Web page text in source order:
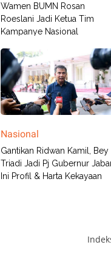
Wamen BUMN Rosan
Roeslani Jadi Ketua Tim
Kampanye Nasional
Nasional
Gantikan Ridwan Kamil, Bey
Triadi Jadi Pj Gubernur
Ini Profil & Harta Kekayaan